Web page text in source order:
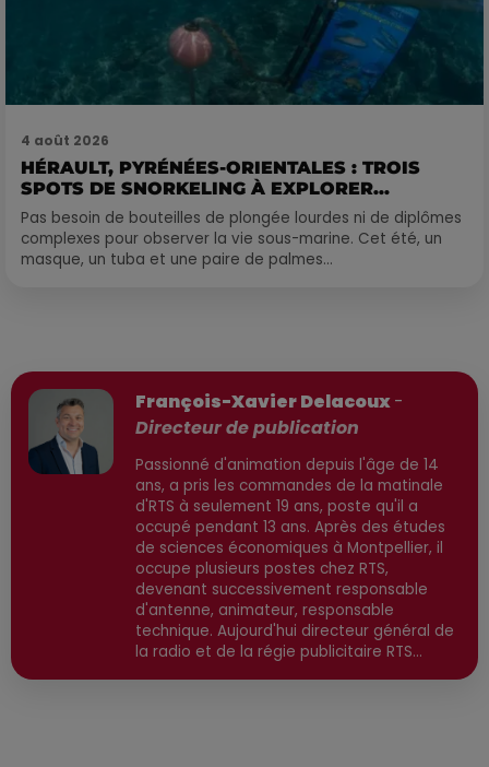
4 août 2026
HÉRAULT, PYRÉNÉES-ORIENTALES : TROIS
SPOTS DE SNORKELING À EXPLORER...
Pas besoin de bouteilles de plongée lourdes ni de diplômes
complexes pour observer la vie sous-marine. Cet été, un
masque, un tuba et une paire de palmes...
François-Xavier Delacoux-
Directeur de publication
Passionné d'animation depuis l'âge de 14
ans, a pris les commandes de la matinale
d'RTS à seulement 19 ans, poste qu'il a
occupé pendant 13 ans. Après des études
de sciences économiques à Montpellier, il
occupe plusieurs postes chez RTS,
devenant successivement responsable
d'antenne, animateur, responsable
technique. Aujourd'hui directeur général de
la radio et de la régie publicitaire RTS